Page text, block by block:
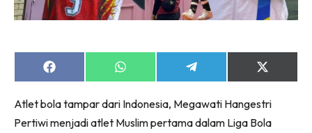
Share
on
Share
on
Share
on
Share
on
(Twitter)
Atlet bola tampar dari Indonesia, Megawati Hangestri
Pertiwi menjadi atlet Muslim pertama dalam Liga Bola